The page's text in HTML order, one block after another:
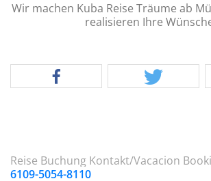
Wir machen Kuba Reise Träume ab
realisieren Ihre
Reise Buchung Kontakt/Vacacion
6109-5054-8110